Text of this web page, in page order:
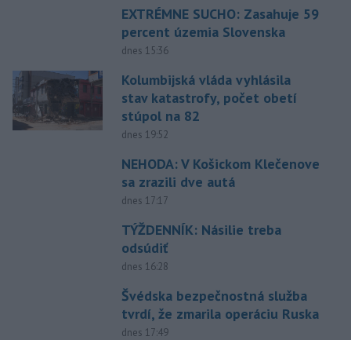
EXTRÉMNE SUCHO: Zasahuje 59
percent územia Slovenska
dnes 15:36
Kolumbijská vláda vyhlásila
stav katastrofy, počet obetí
stúpol na 82
dnes 19:52
NEHODA: V Košickom Klečenove
sa zrazili dve autá
dnes 17:17
TÝŽDENNÍK: Násilie treba
odsúdiť
dnes 16:28
Švédska bezpečnostná služba
tvrdí, že zmarila operáciu Ruska
dnes 17:49